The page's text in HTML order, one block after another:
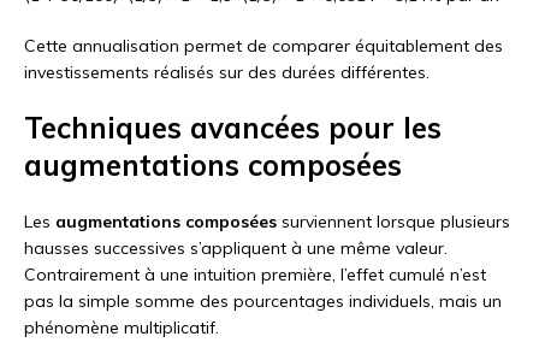
Cette annualisation permet de comparer équitablement des
investissements réalisés sur des durées différentes.
Techniques avancées pour les
augmentations composées
Les augmentations composées surviennent lorsque plusieurs
hausses successives s’appliquent à une même valeur.
Contrairement à une intuition première, l’effet cumulé n’est
pas la simple somme des pourcentages individuels, mais un
phénomène multiplicatif.